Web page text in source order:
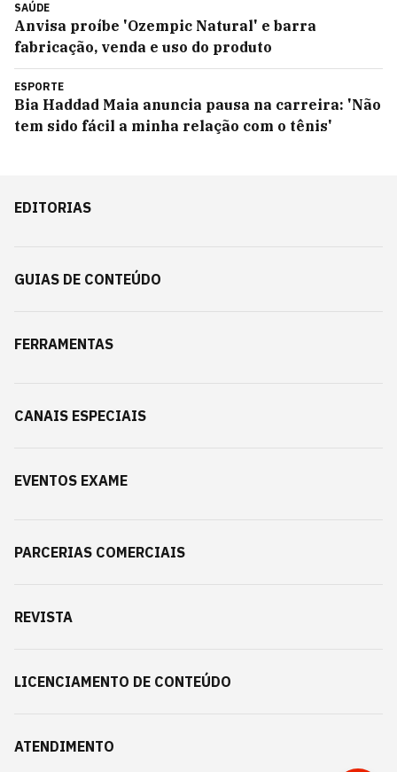
SAÚDE
Anvisa proíbe 'Ozempic Natural' e barra
fabricação, venda e uso do produto
ESPORTE
Bia Haddad Maia anuncia pausa na carreira: 'Não
tem sido fácil a minha relação com o tênis'
EDITORIAS
GUIAS DE CONTEÚDO
FERRAMENTAS
CANAIS ESPECIAIS
EVENTOS EXAME
PARCERIAS COMERCIAIS
REVISTA
LICENCIAMENTO DE CONTEÚDO
ATENDIMENTO